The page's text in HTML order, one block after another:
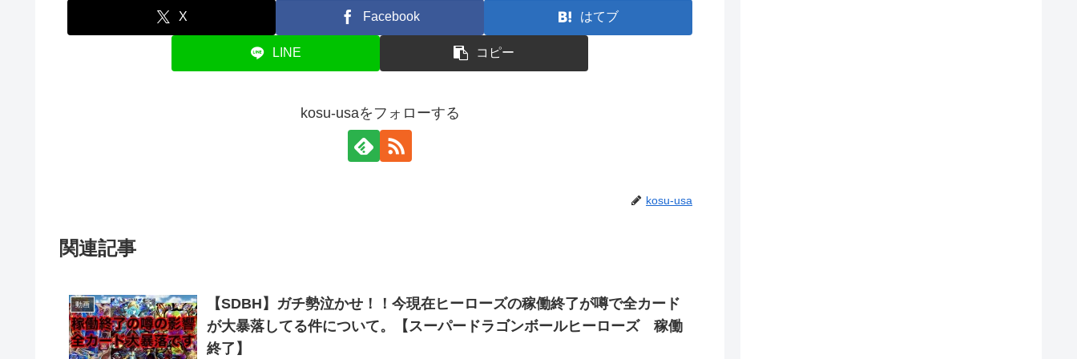
X Facebook はてブ
LINE コピー
kosu-usaをフォローする
kosu-usa
関連記事
動画
【SDBH】ガチ勢泣かせ！！今現在ヒーローズの稼働終了が噂で全カード
が大暴落してる件について。【スーパードラゴンボールヒーローズ 稼働
終了】